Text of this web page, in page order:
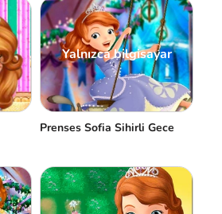
Yalnızca bilgisayar
Prenses Sofia Sihirli Gece